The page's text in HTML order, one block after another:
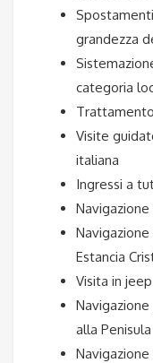
grandezza
categoria
Visite
italiana
Ingressi a
Estancia
Visita in
alla